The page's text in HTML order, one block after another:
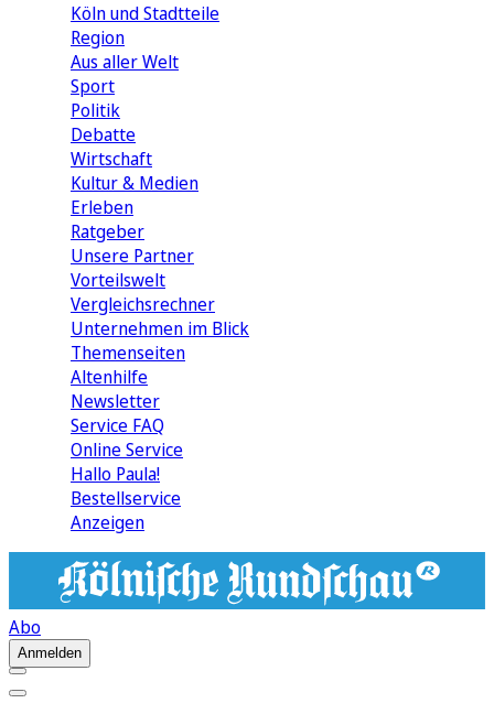
Köln und Stadtteile
Region
Aus aller Welt
Sport
Politik
Debatte
Wirtschaft
Kultur & Medien
Erleben
Ratgeber
Unsere Partner
Vorteilswelt
Vergleichsrechner
Unternehmen im Blick
Themenseiten
Altenhilfe
Newsletter
Service FAQ
Online Service
Hallo Paula!
Bestellservice
Anzeigen
Abo
Anmelden